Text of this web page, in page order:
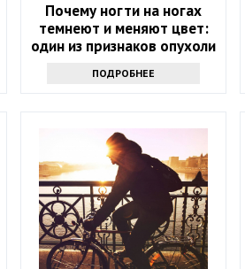
Почему ногти на ногах
темнеют и меняют цвет:
один из признаков опухоли
ПОДРОБНЕЕ